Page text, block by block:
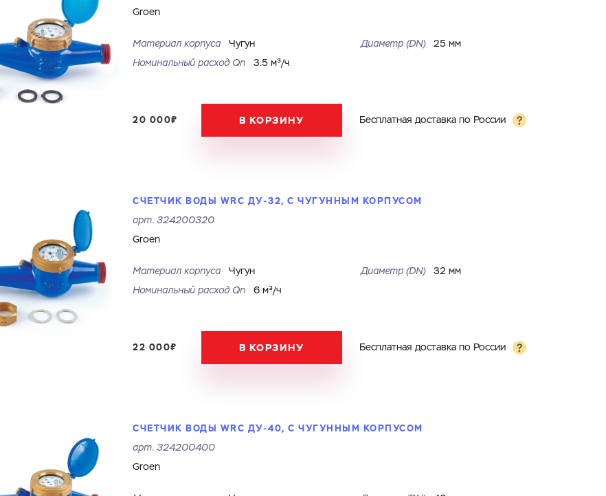
Groen
Материал корпуса Чугун Диаметр (DN)
25 мм
Номинальный расход Qn
3.5 м³/ч
20 000₽ В КОРЗИНУ Бесплатная доставка по России
СЧЕТЧИК ВОДЫ WRC ДУ-32, С ЧУГУННЫМ КОРПУСОМ
арт. 324200320
Groen
Материал корпуса Чугун Диаметр (DN)
32 мм
Номинальный расход Qn
6 м³/ч
22 000₽ В КОРЗИНУ Бесплатная доставка по России
СЧЕТЧИК ВОДЫ WRC ДУ-40, С ЧУГУННЫМ КОРПУСОМ
арт. 324200400
Groen